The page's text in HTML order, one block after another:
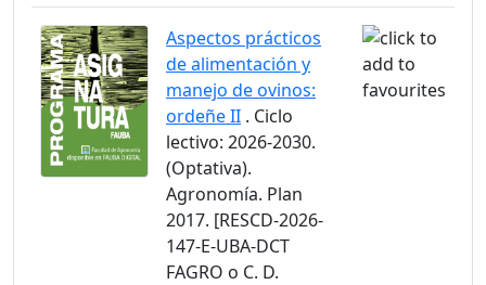
Aspectos prácticos
de alimentación y
manejo de ovinos:
ordeñe II . Ciclo
lectivo: 2026-2030.
(Optativa).
Agronomía. Plan
2017. [RESCD-2026-
147-E-UBA-DCT
FAGRO o C. D.